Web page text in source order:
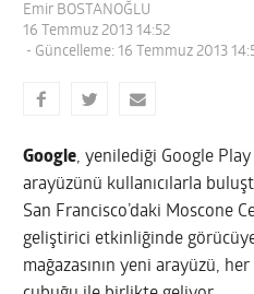
Emir BOSTANOĞLU
16 Temmuz 2013 14:52
- Güncelleme: 16 Temmuz 2013
Google, yenilediği Google Play
arayüzünü kullanıcılarla
San Francisco’daki Moscone
geliştirici etkinliğinde
mağazasının yeni arayüzü,